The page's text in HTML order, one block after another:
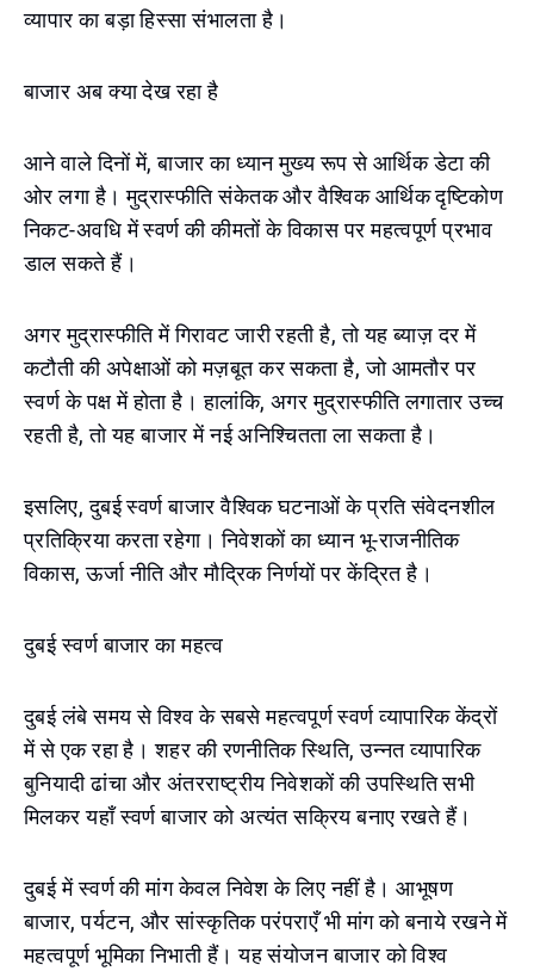
व्यापार का बड़ा हिस्सा संभालता है।
बाजार अब क्या देख रहा है
आने वाले दिनों में, बाजार का ध्यान मुख्य रूप से आर्थिक डेटा की
ओर लगा है। मुद्रास्फीति संकेतक और वैश्विक आर्थिक दृष्टिकोण
निकट-अवधि में स्वर्ण की कीमतों के विकास पर महत्वपूर्ण प्रभाव
डाल सकते हैं।
अगर मुद्रास्फीति में गिरावट जारी रहती है, तो यह ब्याज़ दर में
कटौती की अपेक्षाओं को मज़बूत कर सकता है, जो आमतौर पर
स्वर्ण के पक्ष में होता है। हालांकि, अगर मुद्रास्फीति लगातार उच्च
रहती है, तो यह बाजार में नई अनिश्चितता ला सकता है।
इसलिए, दुबई स्वर्ण बाजार वैश्विक घटनाओं के प्रति संवेदनशील
प्रतिक्रिया करता रहेगा। निवेशकों का ध्यान भू-राजनीतिक
विकास, ऊर्जा नीति और मौद्रिक निर्णयों पर केंद्रित है।
दुबई स्वर्ण बाजार का महत्व
दुबई लंबे समय से विश्व के सबसे महत्वपूर्ण स्वर्ण व्यापारिक केंद्रों
में से एक रहा है। शहर की रणनीतिक स्थिति, उन्नत व्यापारिक
बुनियादी ढांचा और अंतरराष्ट्रीय निवेशकों की उपस्थिति सभी
मिलकर यहाँ स्वर्ण बाजार को अत्यंत सक्रिय बनाए रखते हैं।
दुबई में स्वर्ण की मांग केवल निवेश के लिए नहीं है। आभूषण
बाजार, पर्यटन, और सांस्कृतिक परंपराएँ भी मांग को बनाये रखने में
महत्वपूर्ण भूमिका निभाती हैं। यह संयोजन बाजार को विश्व